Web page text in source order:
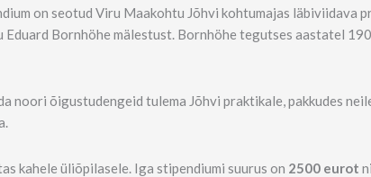
on seotud Viru Maakohtu Jõhvi kohtumajas
Eduard Bornhöhe mälestust. Bornhöhe tegutses aastatel
noori õigustudengeid tulema Jõhvi praktikale, pakkudes
kahele üliõpilasele. Iga stipendiumi suurus on 2500 eurot